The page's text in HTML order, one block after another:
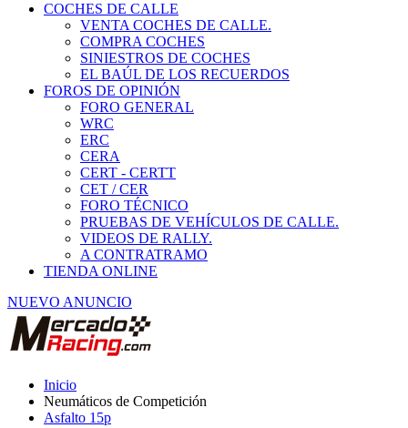
COCHES DE CALLE
VENTA COCHES DE CALLE.
COMPRA COCHES
SINIESTROS DE COCHES
EL BAÚL DE LOS RECUERDOS
FOROS DE OPINIÓN
FORO GENERAL
WRC
ERC
CERA
CERT - CERTT
CET / CER
FORO TÉCNICO
PRUEBAS DE VEHÍCULOS DE CALLE.
VIDEOS DE RALLY.
A CONTRATRAMO
TIENDA ONLINE
NUEVO ANUNCIO
Inicio
Neumáticos de Competición
Asfalto 15p